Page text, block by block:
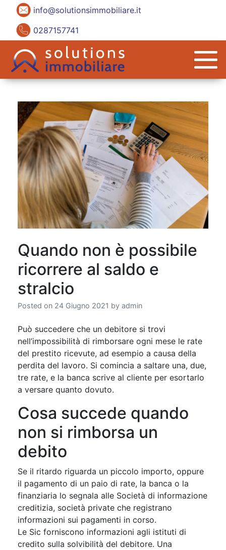
info@solutionsimmobiliare.it
0287157741
Quando non è possibile
ricorrere al saldo e
stralcio
Posted on 24 Giugno 2021 by admin
Può succedere che un debitore si trovi
nell’impossibilità di rimborsare ogni mese le rate
del prestito ricevute, ad esempio a causa della
perdita del lavoro. Si comincia a saltare una, due,
tre rate, e la banca scrive al cliente per esortarlo
a versare quanto dovuto.
Cosa succede quando
non si rimborsa un
debito
Se il ritardo riguarda un piccolo importo, oppure
il pagamento di un paio di rate, la banca o la
finanziaria lo segnala alle Società di informazione
creditizia, società private che registrano
informazioni sui pagamenti in corso.
Le Sic forniscono informazioni agli istituti di
credito sulla solvibilità del debitore. Una